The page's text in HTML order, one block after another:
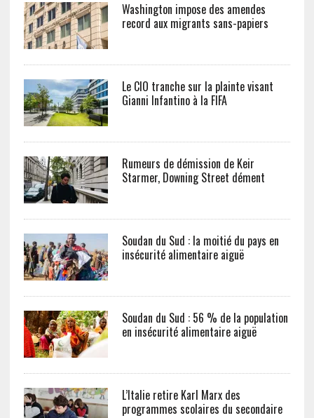
Washington impose des amendes
record aux migrants sans-papiers
Le CIO tranche sur la plainte visant
Gianni Infantino à la FIFA
Rumeurs de démission de Keir
Starmer, Downing Street dément
Soudan du Sud : la moitié du pays en
insécurité alimentaire aiguë
Soudan du Sud : 56 % de la population
en insécurité alimentaire aiguë
L’Italie retire Karl Marx des
programmes scolaires du secondaire